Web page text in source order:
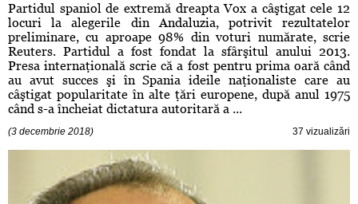
Partidul spaniol de extremă dreapta Vox a câştigat cele 12
locuri la alegerile din Andaluzia, potrivit rezultatelor
preliminare, cu aproape 98% din voturi numărate, scrie
Reuters. Partidul a fost fondat la sfârşitul anului 2013.
Presa internaţională scrie că a fost pentru prima oară când
au avut succes şi în Spania ideile naţionaliste care au
câştigat popularitate în alte ţări europene, după anul 1975
când s-a încheiat dictatura autoritară a ...
(3 decembrie 2018) 37 vizualizări